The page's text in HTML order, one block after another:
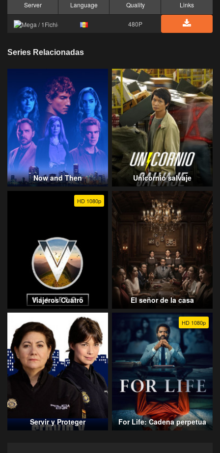
Server Language Quality Links
480P
Series Relacionadas
Now and Then Unicornio salvaje
HD 1080p
Viajeros Cuatro El señor de la casa
Servir y Proteger
HD 1080p
For Life: Cadena perpetua